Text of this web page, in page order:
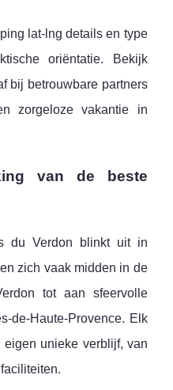
lat-lng details en type
oriëntatie. Bekijk
bij betrouwbare partners
zorgeloze vakantie in
van de beste
du Verdon blinkt uit in
zich vaak midden in de
tot aan sfeervolle
de-Haute-Provence. Elk
unieke verblijf, van